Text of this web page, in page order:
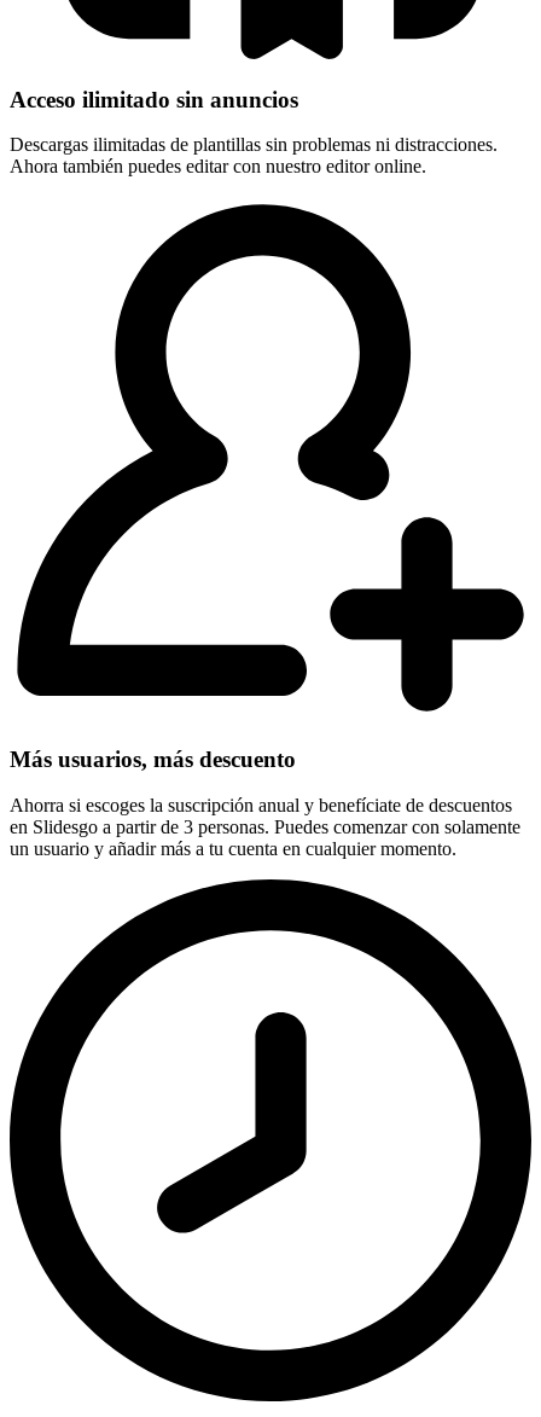
Acceso ilimitado sin anuncios
Descargas ilimitadas de plantillas sin problemas ni distracciones.
Ahora también puedes editar con nuestro editor online.
Más usuarios, más descuento
Ahorra si escoges la suscripción anual y benefíciate de descuentos
en Slidesgo a partir de 3 personas. Puedes comenzar con solamente
un usuario y añadir más a tu cuenta en cualquier momento.